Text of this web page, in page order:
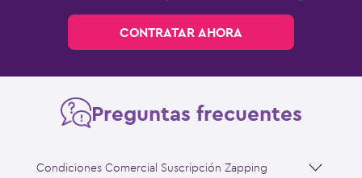
CONTRATAR AHORA
Preguntas frecuentes
Condiciones Comercial Suscripción Zapping